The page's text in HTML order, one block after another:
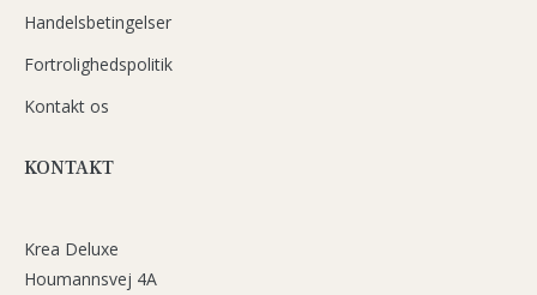
Handelsbetingelser
Fortrolighedspolitik
Kontakt os
KONTAKT
Krea Deluxe
Houmannsvej 4A